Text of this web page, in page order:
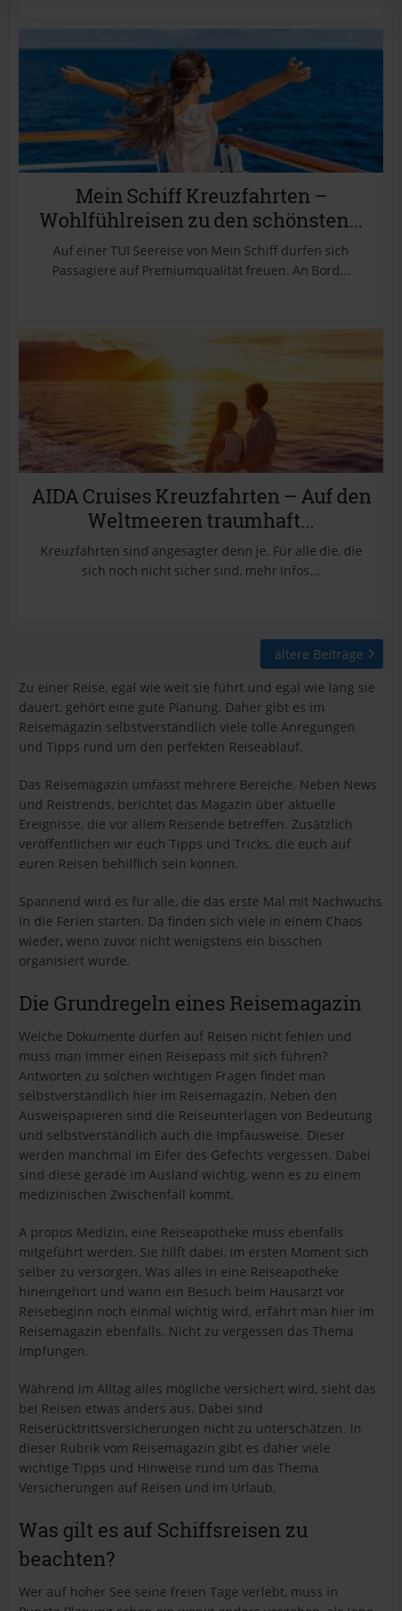
Mein Schiff Kreuzfahrten –
Wohlfühlreisen zu den schönsten...
Auf einer TUI Seereise von Mein Schiff dürfen sich
Passagiere auf Premiumqualität freuen. An Bord...
AIDA Cruises Kreuzfahrten – Auf den
Weltmeeren traumhaft...
Kreuzfahrten sind angesagter denn je. Für alle die, die
sich noch nicht sicher sind, mehr Infos...
ältere Beiträge
Zu einer Reise, egal wie weit sie führt und egal wie lang sie
dauert, gehört eine gute Planung. Daher gibt es im
Reisemagazin selbstverständlich viele tolle Anregungen
und Tipps rund um den perfekten Reiseablauf.
Das Reisemagazin umfasst mehrere Bereiche. Neben News
und Reistrends, berichtet das Magazin über aktuelle
Ereignisse, die vor allem Reisende betreffen. Zusätzlich
veröffentlichen wir euch Tipps und Tricks, die euch auf
euren Reisen behilflich sein können.
Spannend wird es für alle, die das erste Mal mit Nachwuchs
in die Ferien starten. Da finden sich viele in einem Chaos
wieder, wenn zuvor nicht wenigstens ein bisschen
organisiert wurde.
Die Grundregeln eines Reisemagazin
Welche Dokumente dürfen auf Reisen nicht fehlen und
muss man immer einen Reisepass mit sich führen?
Antworten zu solchen wichtigen Fragen findet man
selbstverständlich hier im Reisemagazin. Neben den
Ausweispapieren sind die Reiseunterlagen von Bedeutung
und selbstverständlich auch die Impfausweise. Dieser
werden manchmal im Eifer des Gefechts vergessen. Dabei
sind diese gerade im Ausland wichtig, wenn es zu einem
medizinischen Zwischenfall kommt.
A propos Medizin, eine Reiseapotheke muss ebenfalls
mitgeführt werden. Sie hilft dabei, im ersten Moment sich
selber zu versorgen. Was alles in eine Reiseapotheke
hineingehört und wann ein Besuch beim Hausarzt vor
Reisebeginn noch einmal wichtig wird, erfährt man hier im
Reisemagazin ebenfalls. Nicht zu vergessen das Thema
Impfungen.
Während im Alltag alles mögliche versichert wird, sieht das
bei Reisen etwas anders aus. Dabei sind
Reiserücktrittsversicherungen nicht zu unterschätzen. In
dieser Rubrik vom Reisemagazin gibt es daher viele
wichtige Tipps und Hinweise rund um das Thema
Versicherungen auf Reisen und im Urlaub.
Was gilt es auf Schiffsreisen zu
beachten?
Wer auf hoher See seine freien Tage verlebt, muss in